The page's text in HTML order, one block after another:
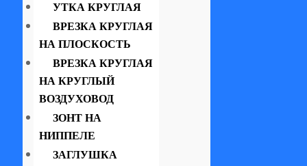
УТКА КРУГЛАЯ
ВРЕЗКА КРУГЛАЯ
НА ПЛОСКОСТЬ
ВРЕЗКА КРУГЛАЯ
НА КРУГЛЫЙ
ВОЗДУХОВОД
ЗОНТ НА
НИППЕЛЕ
ЗАГЛУШКА